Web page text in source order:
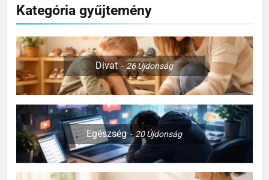
Kategória gyűjtemény
Divat 26Újdonság
Egészség 20Újdonság